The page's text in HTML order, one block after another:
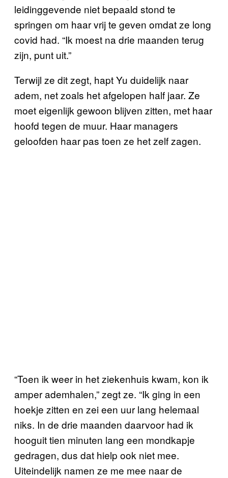
leidinggevende niet bepaald stond te
springen om haar vrij te geven omdat ze long
covid had. “Ik moest na drie maanden terug
zijn, punt uit.”
Terwijl ze dit zegt, hapt Yu duidelijk naar
adem, net zoals het afgelopen half jaar. Ze
moet eigenlijk gewoon blijven zitten, met haar
hoofd tegen de muur. Haar managers
geloofden haar pas toen ze het zelf zagen.
“Toen ik weer in het ziekenhuis kwam, kon ik
amper ademhalen,” zegt ze. “Ik ging in een
hoekje zitten en zei een uur lang helemaal
niks. In de drie maanden daarvoor had ik
hooguit tien minuten lang een mondkapje
gedragen, dus dat hielp ook niet mee.
Uiteindelijk namen ze me mee naar de